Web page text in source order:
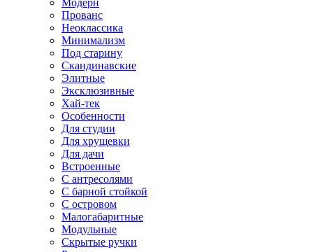
Модерн
Прованс
Неоклассика
Минимализм
Под старину
Скандинавские
Элитные
Эксклюзивные
Хай-тек
Особенности
Для студии
Для хрущевки
Для дачи
Встроенные
С антресолями
С барной стойкой
С островом
Малогабаритные
Модульные
Скрытые ручки